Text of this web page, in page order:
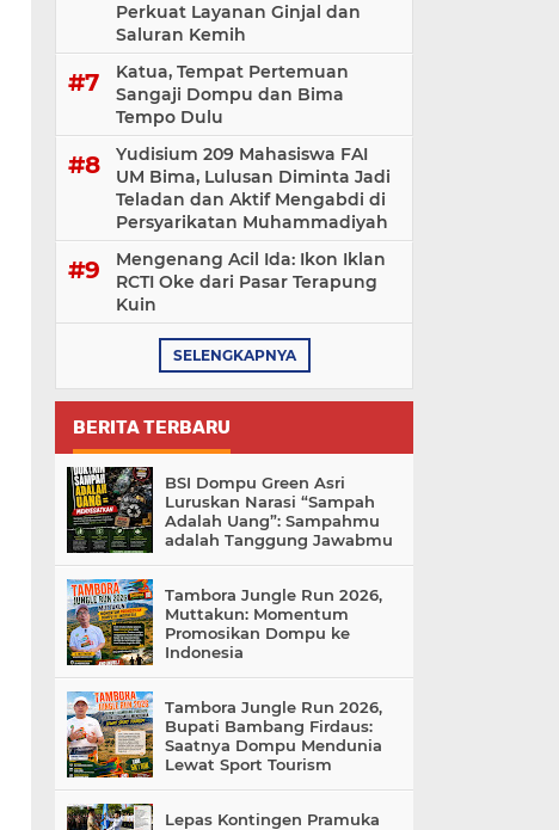
Perkuat Layanan Ginjal dan
Saluran Kemih
Katua, Tempat Pertemuan
Sangaji Dompu dan Bima
Tempo Dulu
Yudisium 209 Mahasiswa FAI
UM Bima, Lulusan Diminta Jadi
Teladan dan Aktif Mengabdi di
Persyarikatan Muhammadiyah
Mengenang Acil Ida: Ikon Iklan
RCTI Oke dari Pasar Terapung
Kuin
SELENGKAPNYA
BERITA TERBARU
BSI Dompu Green Asri
Luruskan Narasi “Sampah
Adalah Uang”: Sampahmu
adalah Tanggung Jawabmu
Tambora Jungle Run 2026,
Muttakun: Momentum
Promosikan Dompu ke
Indonesia
Tambora Jungle Run 2026,
Bupati Bambang Firdaus:
Saatnya Dompu Mendunia
Lewat Sport Tourism
Lepas Kontingen Pramuka